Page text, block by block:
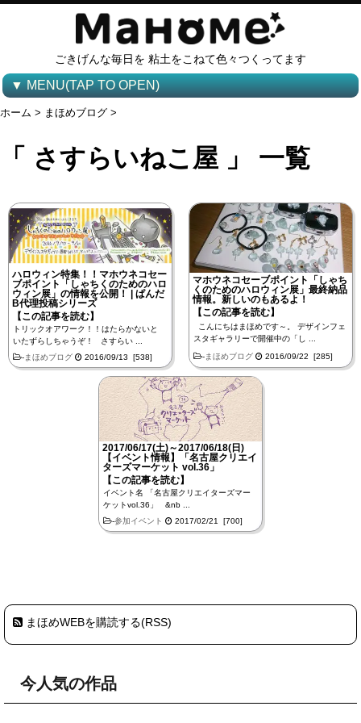
ごきげんな毎日を 粘土をこねて色々つくってます
▼ MENU(TAP TO OPEN)
ホーム > まほめブログ >
「 さすらいねこ屋 」 一覧
ハロウィン特集！！マホウネコセー
ブポイント「しゃちくのためのハロ
ウィン展」の情報を公開！ | ぱんだ
B代理投稿シリーズ
【この記事を読む】
トリックオアワーク！！はたらかないと
いたずらしちゃうぞ！ さすらい ...
2016/09/13 [538]
-まほめブログ
マホウネコセーブポイント「しゃち
くのためのハロウィン展」最終納品
情報。新しいのもあるよ！
【この記事を読む】
こんにちはまほめです～。 デザインフェ
スタギャラリーで開催中の「し ...
2016/09/22 [285]
-まほめブログ
2017/06/17(土)～2017/06/18(日)
【イベント情報】「名古屋クリエイ
ターズマーケット vol.36」
【この記事を読む】
イベント名 「名古屋クリエイターズマー
ケットvol.36」 &nb ...
2017/02/21 [700]
-参加イベント
まほめWEBを購読する(RSS)
今人気の作品